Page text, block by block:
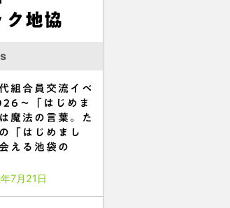
ク地協
組合員交流イベ
～「はじめま
魔法の言葉。た
「はじめまし
える池袋の
7月21日